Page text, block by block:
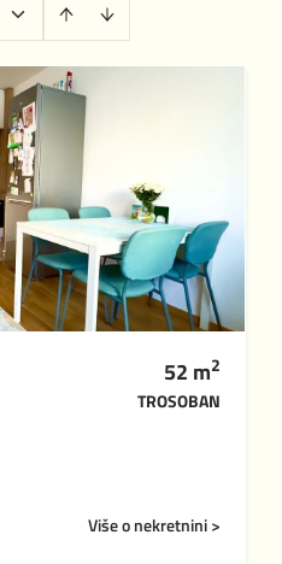
52 m2
TROSOBAN
Više o nekretnini >